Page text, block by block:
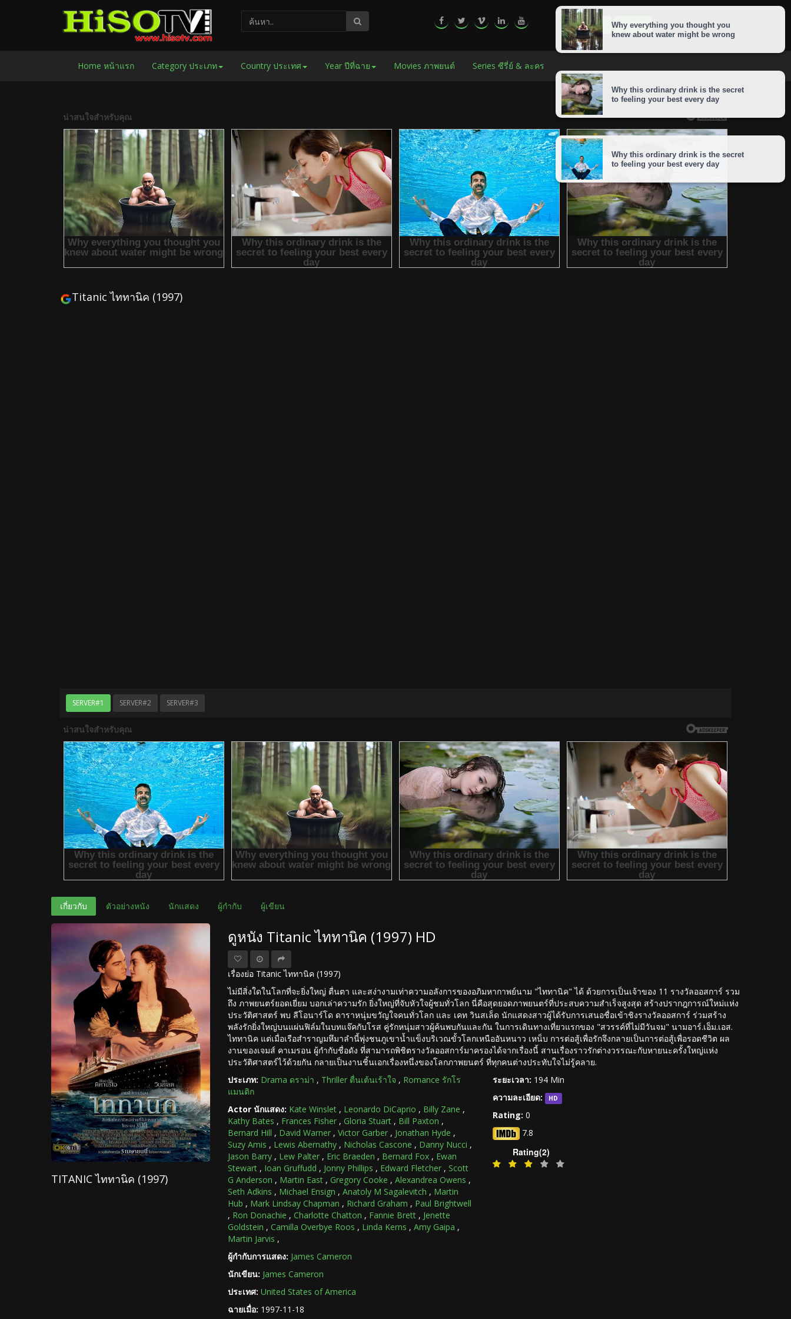
LOGIN SIGNUP
Home หน้าแรก Category ประเภท Country ประเทศ Year ปีที่ฉาย Movies ภาพยนต์ Series ซีรี่ย์ & ละคร
Titanic ไททานิค (1997)
SERVER#1 SERVER#2 SERVER#3
เกี่ยวกับ ตัวอย่างหนัง นักแสดง ผู้กำกับ ผู้เขียน
TITANIC ไททานิค (1997)
ดูหนัง Titanic ไททานิค (1997) HD
เรื่องย่อ Titanic ไททานิค (1997)
ไม่มีสิ่งใดในโลกที่จะยิ่งใหญ่ ตื่นตา และสง่างามเท่าความอลังการของอภิมหากาพย์นาม "ไททานิค" ได้ ด้วยการเป็นเจ้าของ 11 รางวัลออสการ์ รวม
ถึง ภาพยนตร์ยอดเยี่ยม บอกเล่าความรัก ยิ่งใหญ่ที่จับหัวใจผู้ชมทั่วโลก นี่คือสุดยอดภาพยนตร์ที่ประสบความสำเร็จสูงสุด สร้างปรากฎการณ์ใหม่แห่ง
ประวัติศาสตร์ พบ ลีโอนาร์โด ดาราหนุ่มขวัญใจคนทั่วโลก และ เคท วินสเล็ด นักแสดงสาวผู้ได้รับการเสนอชื่อเข้าชิงรางวัลออสการ์ ร่วมสร้าง
พลังรักยิ่งใหญ่บนแผ่นฟิล์มในบทแจ๊คกับโรส คู่รักหนุ่มสาวผู้ค้นพบกันและกัน ในการเดินทางเที่ยวแรกของ "สวรรค์ที่ไม่มีวันจม" นามอาร์.เอ็ม.เอส.
ไททานิค แต่เมื่อเรือสำราญมหึมาลำนี้พุ่งชนภูเขาน้ำแข็งบริเวณขั้วโลกเหนืออันหนาว เหน็บ การต่อสู้เพื่อรักจึงกลายเป็นการต่อสู้เพื่อรอดชีวิต ผล
งานของเจมส์ คาเมรอน ผู้กำกับชื่อดัง ที่สามารถพิชิตรางวัลออสการ์มาครองได้จากเรื่องนี้ สานเรื่องราวรักต่างวรรณะกับหายนะครั้งใหญ่แห่ง
ประวัติศาสตร์ไว้ด้วยกัน กลายเป็นงานชิ้นเอกเรื่องหนึ่งของโลกภาพยนตร์ ที่ทุกคนต่างประทับใจไม่รู้คลาย.
ประเภท: Drama ดราม่า , Thriller ตื่นเต้นเร้าใจ , Romance รักโร
แมนติก
Actor นักแสดง: Kate Winslet , Leonardo DiCaprio , Billy Zane ,
Kathy Bates , Frances Fisher , Gloria Stuart , Bill Paxton ,
Bernard Hill , David Warner , Victor Garber , Jonathan Hyde ,
Suzy Amis , Lewis Abernathy , Nicholas Cascone , Danny Nucci ,
Jason Barry , Lew Palter , Eric Braeden , Bernard Fox , Ewan
Stewart , Ioan Gruffudd , Jonny Phillips , Edward Fletcher , Scott
G Anderson , Martin East , Gregory Cooke , Alexandrea Owens ,
Seth Adkins , Michael Ensign , Anatoly M Sagalevitch , Martin
Hub , Mark Lindsay Chapman , Richard Graham , Paul Brightwell
, Ron Donachie , Charlotte Chatton , Fannie Brett , Jenette
Goldstein , Camilla Overbye Roos , Linda Kerns , Amy Gaipa ,
Martin Jarvis ,
ผู้กำกับการแสดง: James Cameron
นักเขียน: James Cameron
ประเทศ: United States of America
ฉายเมื่อ: 1997-11-18
ระยะเวลา: 194 Min
ความละเอียด:
HD
Rating: 0
7.8
Rating(2)